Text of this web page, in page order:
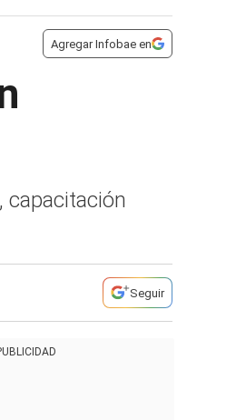
Agregar Infobae en
capacitación
Seguir